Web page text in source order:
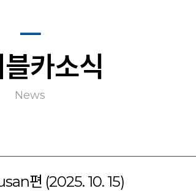
카소식
News
편 (2025. 10. 15)